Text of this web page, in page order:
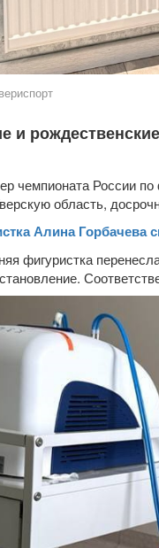
и
чемпионата России
область,
Алина Горбачева
фигуристка